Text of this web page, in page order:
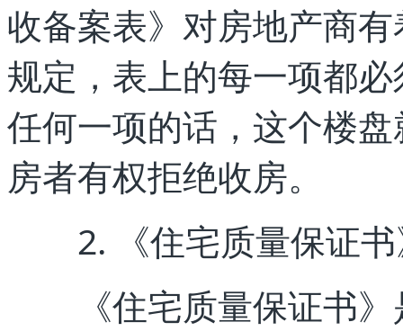
收备案表》对房地产商
规定，表上的每一项都
任何一项的话，这个楼
房者有权拒绝收房。
2. 《住宅质量保证书
《住宅质量保证书》